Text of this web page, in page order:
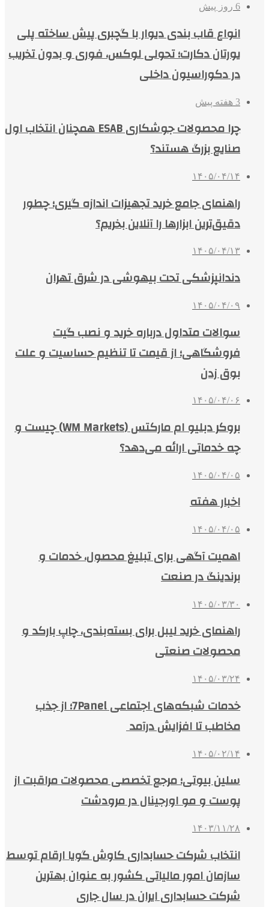
6 روز پیش
انواع قاب بندی دیوار با گچبری پیش ساخته پلی
یورتان دکارت؛ تحولی لوکس، فوری و بدون تخریب
در دکوراسیون داخلی
3 هفته پیش
چرا محصولات جوشکاری ESAB همچنان انتخاب اول
صنایع بزرگ هستند؟
۱۴۰۵/۰۴/۱۴
راهنمای جامع خرید تجهیزات اندازه گیری؛ چطور
دقیق‌ترین ابزارها را آنلاین بخریم؟
۱۴۰۵/۰۴/۱۳
دندانپزشکی تحت بیهوشی در شرق تهران
۱۴۰۵/۰۴/۰۹
سوالات متداول درباره خرید و نصب گیت
فروشگاهی؛ از قیمت تا تنظیم حساسیت و علت
بوق زدن
۱۴۰۵/۰۴/۰۶
بروکر دبلیو ام مارکتس (WM Markets) چیست و
چه خدماتی ارائه می‌دهد؟
۱۴۰۵/۰۴/۰۵
اخبار هفته
۱۴۰۵/۰۴/۰۵
اهمیت آگهی برای تبلیغ محصول، خدمات و
برندینگ در صنعت
۱۴۰۵/۰۳/۳۰
راهنمای خرید لیبل برای بسته‌بندی، چاپ بارکد و
محصولات صنعتی
۱۴۰۵/۰۳/۲۴
خدمات شبکه‌های اجتماعی 7Panel؛ از جذب
مخاطب تا افزایش درآمد
۱۴۰۵/۰۲/۱۴
سلین بیوتی؛ مرجع تخصصی محصولات مراقبت از
پوست و مو اورجینال در مرودشت
۱۴۰۳/۱۱/۲۸
انتخاب شرکت حسابداری کاوش گویا ارقام توسط
سازمان امور مالیاتی کشور به عنوان بهترین
شرکت حسابداری ایران در سال جاری